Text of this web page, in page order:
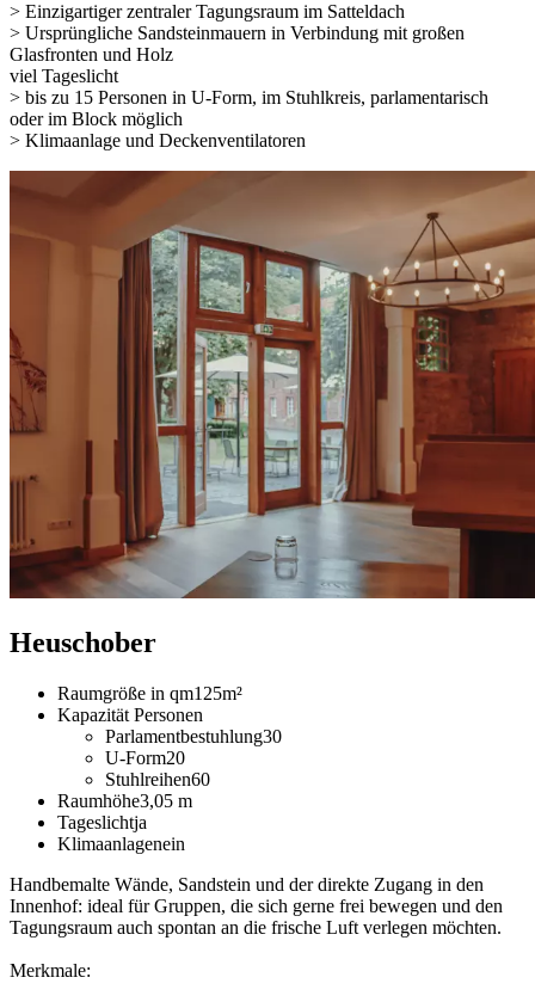
> Einzigartiger zentraler Tagungsraum im Satteldach
> Ursprüngliche Sandsteinmauern in Verbindung mit großen
Glasfronten und Holz
viel Tageslicht
> bis zu 15 Personen in U-Form, im Stuhlkreis, parlamentarisch
oder im Block möglich
> Klimaanlage und Deckenventilatoren
Heuschober
Raumgröße in qm125m²
Kapazität Personen
Parlamentbestuhlung30
U-Form20
Stuhlreihen60
Raumhöhe3,05 m
Tageslichtja
Klimaanlagenein
Handbemalte Wände, Sandstein und der direkte Zugang in den
Innenhof: ideal für Gruppen, die sich gerne frei bewegen und den
Tagungsraum auch spontan an die frische Luft verlegen möchten.
Merkmale: